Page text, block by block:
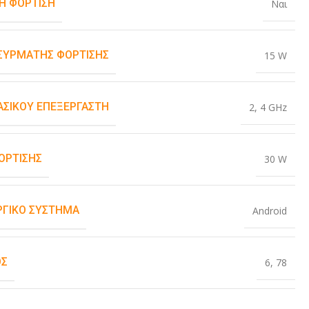
ΦΌΡΤΙΣΗ Ναι
ΦΌΡΤΙΣΗΣ 15 W
ΕΠΕΞΕΡΓΑΣΤΉ 2, 4 GHz
30 W
ΣΎΣΤΗΜΑ Android
6, 78